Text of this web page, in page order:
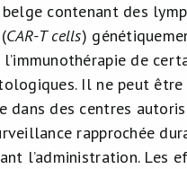
contenant des
CAR-T cells)
de
Il ne peut être
dans des centres
rapprochée
l’administration. Les